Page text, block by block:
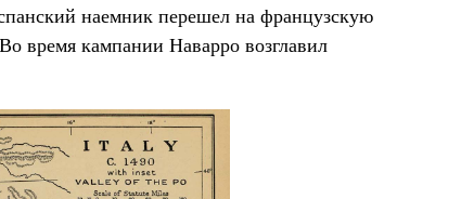
наемник перешел на французскую
время кампании Наварро возглавил